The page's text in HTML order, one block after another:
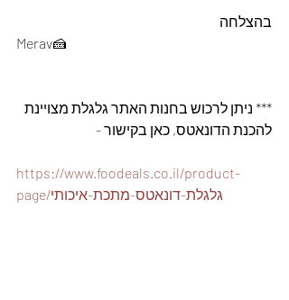
בהצלחה
Merav🍰
*** ניתן לרכוש בחנות האתר גלגלת מצויינת
להכנת הדונאטס, כאן בקישור -
https://www.foodeals.co.il/product-
page/גלגלת-דונאטס-מתכת-איכותי